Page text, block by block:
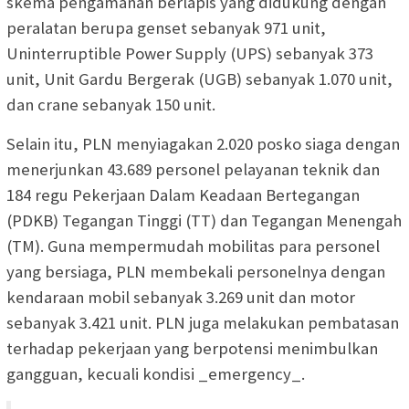
peralatan berupa genset sebanyak 971 unit,
Uninterruptible Power Supply (UPS) sebanyak 373
unit, Unit Gardu Bergerak (UGB) sebanyak 1.070 unit,
dan crane sebanyak 150 unit.
Selain itu, PLN menyiagakan 2.020 posko siaga dengan
menerjunkan 43.689 personel pelayanan teknik dan
184 regu Pekerjaan Dalam Keadaan Bertegangan
(PDKB) Tegangan Tinggi (TT) dan Tegangan Menengah
(TM). Guna mempermudah mobilitas para personel
yang bersiaga, PLN membekali personelnya dengan
kendaraan mobil sebanyak 3.269 unit dan motor
sebanyak 3.421 unit. PLN juga melakukan pembatasan
terhadap pekerjaan yang berpotensi menimbulkan
gangguan, kecuali kondisi _emergency_.